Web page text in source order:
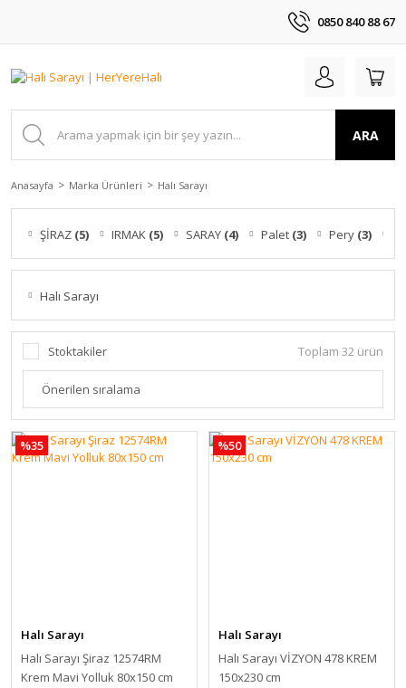
0850 840 88 67
ARA
Anasayfa Marka Ürünleri Halı Sarayı
ŞİRAZ (5) IRMAK (5) SARAY (4) Palet (3) Pery (3)
Halı Sarayı
Stoktakiler Toplam 32 ürün
%35
Halı Sarayı
Halı Sarayı Şiraz 12574RM
Krem Mavi Yolluk 80x150 cm
%50
Halı Sarayı
Halı Sarayı VİZYON 478 KREM
150x230 cm